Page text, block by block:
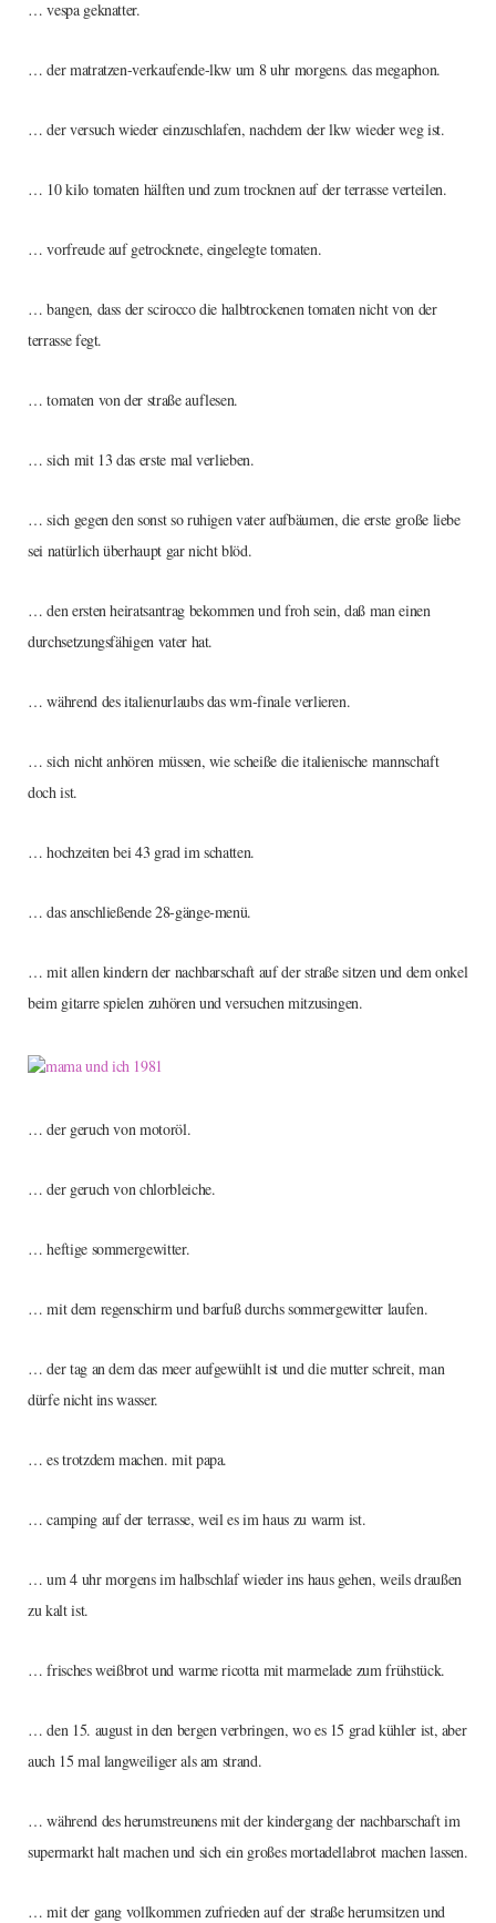
… vespa geknatter.
… der matratzen-verkaufende-lkw um 8 uhr morgens. das megaphon.
… der versuch wieder einzuschlafen, nachdem der lkw wieder weg ist.
… 10 kilo tomaten hälften und zum trocknen auf der terrasse verteilen.
… vorfreude auf getrocknete, eingelegte tomaten.
… bangen, dass der scirocco die halbtrockenen tomaten nicht von der
terrasse fegt.
… tomaten von der straße auflesen.
… sich mit 13 das erste mal verlieben.
… sich gegen den sonst so ruhigen vater aufbäumen, die erste große liebe
sei natürlich überhaupt gar nicht blöd.
… den ersten heiratsantrag bekommen und froh sein, daß man einen
durchsetzungsfähigen vater hat.
… während des italienurlaubs das wm-finale verlieren.
… sich nicht anhören müssen, wie scheiße die italienische mannschaft
doch ist.
… hochzeiten bei 43 grad im schatten.
… das anschließende 28-gänge-menü.
… mit allen kindern der nachbarschaft auf der straße sitzen und dem onkel
beim gitarre spielen zuhören und versuchen mitzusingen.
… der geruch von motoröl.
… der geruch von chlorbleiche.
… heftige sommergewitter.
… mit dem regenschirm und barfuß durchs sommergewitter laufen.
… der tag an dem das meer aufgewühlt ist und die mutter schreit, man
dürfe nicht ins wasser.
… es trotzdem machen. mit papa.
… camping auf der terrasse, weil es im haus zu warm ist.
… um 4 uhr morgens im halbschlaf wieder ins haus gehen, weils draußen
zu kalt ist.
… frisches weißbrot und warme ricotta mit marmelade zum frühstück.
… den 15. august in den bergen verbringen, wo es 15 grad kühler ist, aber
auch 15 mal langweiliger als am strand.
… während des herumstreunens mit der kindergang der nachbarschaft im
supermarkt halt machen und sich ein großes mortadellabrot machen lassen.
… mit der gang vollkommen zufrieden auf der straße herumsitzen und